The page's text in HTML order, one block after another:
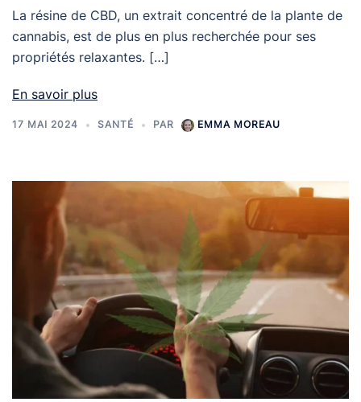
La résine de CBD, un extrait concentré de la plante de
cannabis, est de plus en plus recherchée pour ses
propriétés relaxantes. […]
En savoir plus
17 MAI 2024 SANTÉ PAR EMMA MOREAU